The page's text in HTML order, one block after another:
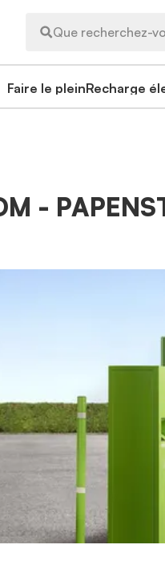
Que recherchez-
Faire le pleinRecharge
-